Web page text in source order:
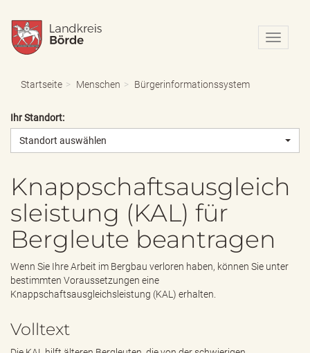
N
a
o
e
i
a
u
s
Startseite Menschen Bürgerinformationssystem
Ihr Standort:
Standort auswählen
Knappschaftsausgleich
sleistung (KAL) für
Bergleute beantragen
Wenn Sie Ihre Arbeit im Bergbau verloren haben, können Sie unter
bestimmten Voraussetzungen eine
Knappschaftsausgleichsleistung (KAL) erhalten.
Volltext